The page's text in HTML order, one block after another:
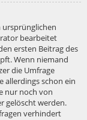
ursprünglichen
bearbeitet
ersten Beitrag des
Wenn niemand
die Umfrage
allerdings schon ein
nur noch von
gelöscht werden.
verhindert